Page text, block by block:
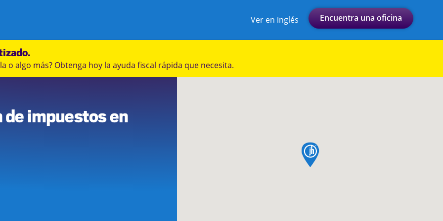
Encuentra una oficina
Ver en inglés
algo más? Obtenga hoy la ayuda fiscal rápida que necesita.
impuestos en
pin de mapa